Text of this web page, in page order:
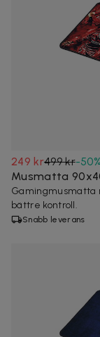
249 kr499 kr-50%
Musmatta
Gamingmusmatta
bättre kontroll.
Snabb leverans